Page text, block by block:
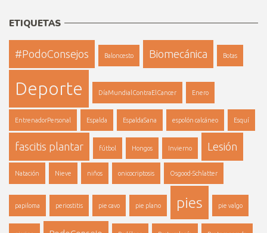
ETIQUETAS
#PodoConsejos Baloncesto Biomecánica Botas
Deporte DíaMundialContraElCancer Enero
EntrenadorPersonal Espalda EspaldaSana espolón calcáneo Esquí
fascitis plantar fútbol Hongos Invierno Lesión
Natación Nieve niños onicocriptosis Osgood-Schlatter
papiloma periostitis pie cavo pie plano pies pie valgo